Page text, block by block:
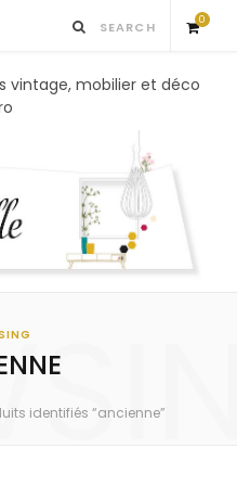
0
S
p
vintage, mobilier et déco
identifiés “ancienne”